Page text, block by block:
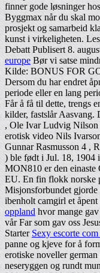
finner gode løsninger
Byggmax når du skal
prosjekt og samarbeid
kunst i virkeligheten.
Debatt Publisert 8.
europeBør vi satse
Kilde: BONUS FOR
Dersom du har endret
periode eller en lang
Får å få til dette, trengs
kilder, fastslår Aasvang.
, Ole Ivar Ludvig Nilson
erotisk video Nils
Gunnar Rasmusson 4 ,
) ble født i Jul. 18, 1904
MON810 er den
EU. En fin flokk norske
Misjonsforbundet gjorde
ibenholt camgirl et
opplandhvor mange
vår Far som gav oss
StarterSexy escorte
panne og kjeve for å
erotiske noveller
neseryggen og rundt